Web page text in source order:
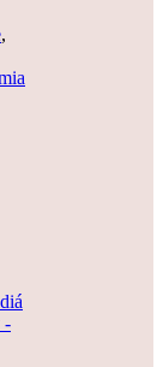
,
-